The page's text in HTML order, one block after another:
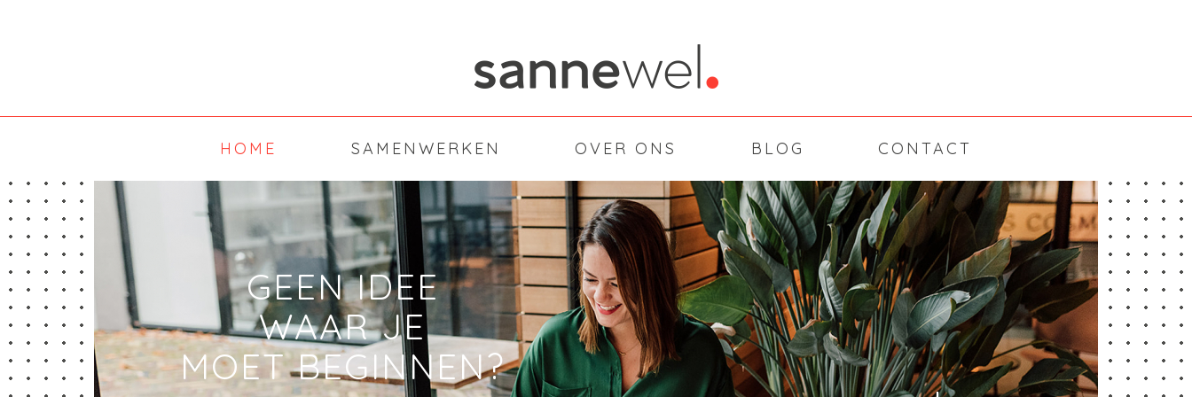
HOME SAMENWERKEN OVER ONS BLOG CONTACT
GEEN IDEE
WAAR JE
MOET BEGINNEN?